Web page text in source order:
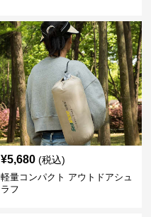
¥5,680 (税込)
軽量コンパクト アウトドアシュ
ラフ